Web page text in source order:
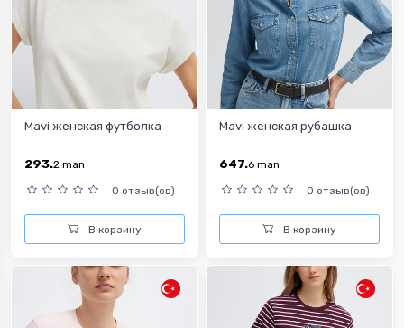
Mavi женская футболка
293.2 man
0 отзыв(ов)
В корзину
Mavi женская рубашка
647.6 man
0 отзыв(ов)
В корзину